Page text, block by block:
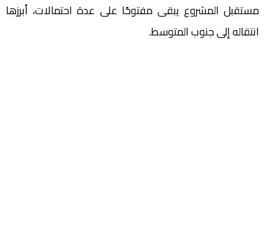
مستقبل المشروع يبقى مفتوحًا على عدة احتمالات، أبرزها
انتقاله إلى جنوب المتوسط.